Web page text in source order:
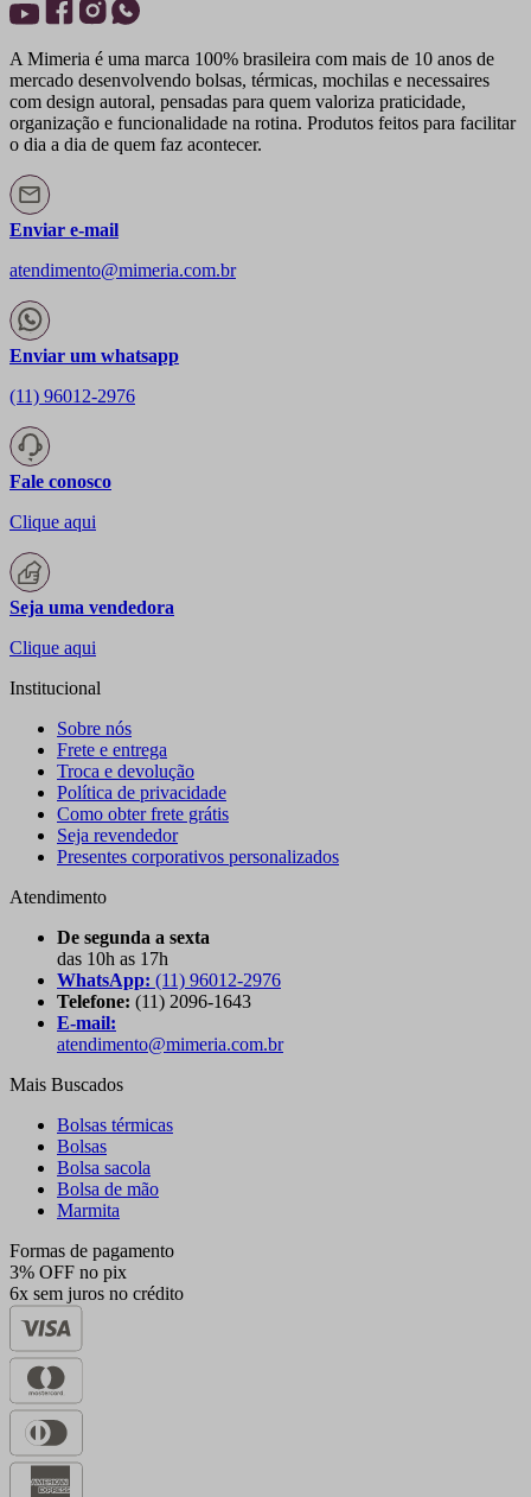
A Mimeria é uma marca 100% brasileira com mais de 10 anos de
mercado desenvolvendo bolsas, térmicas, mochilas e necessaires
com design autoral, pensadas para quem valoriza praticidade,
organização e funcionalidade na rotina. Produtos feitos para facilitar
o dia a dia de quem faz acontecer.
Enviar e-mail
atendimento@mimeria.com.br
Enviar um whatsapp
(11) 96012-2976
Fale conosco
Clique aqui
Seja uma vendedora
Clique aqui
Institucional
Sobre nós
Frete e entrega
Troca e devolução
Política de privacidade
Como obter frete grátis
Seja revendedor
Presentes corporativos personalizados
Atendimento
De segunda a sexta
das 10h as 17h
WhatsApp: (11) 96012-2976
Telefone: (11) 2096-1643
E-mail:
atendimento@mimeria.com.br
Mais Buscados
Bolsas térmicas
Bolsas
Bolsa sacola
Bolsa de mão
Marmita
Formas de pagamento
3% OFF no pix
6x sem juros no crédito